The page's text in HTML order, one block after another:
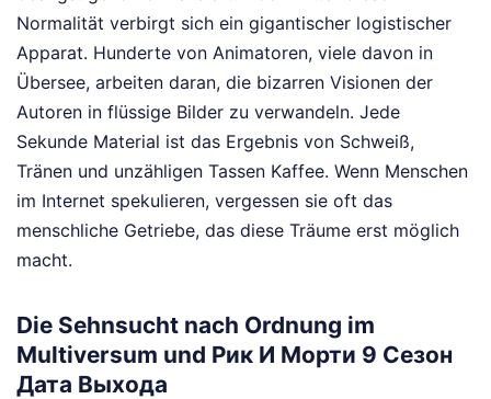
Normalität verbirgt sich ein gigantischer logistischer
Apparat. Hunderte von Animatoren, viele davon in
Übersee, arbeiten daran, die bizarren Visionen der
Autoren in flüssige Bilder zu verwandeln. Jede
Sekunde Material ist das Ergebnis von Schweiß,
Tränen und unzähligen Tassen Kaffee. Wenn Menschen
im Internet spekulieren, vergessen sie oft das
menschliche Getriebe, das diese Träume erst möglich
macht.
Die Sehnsucht nach Ordnung im
Multiversum und Рик И Морти 9 Сезон
Дата Выхода